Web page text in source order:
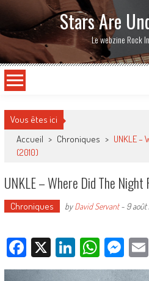
Stars Are
Le webzine Rock
Vous êtes ici
Accueil > Chroniques > UNKLE –
(2010)
UNKLE – Where Did The
Chroniques byDavid Servant- 9 août
Facebook
X LinkedIn